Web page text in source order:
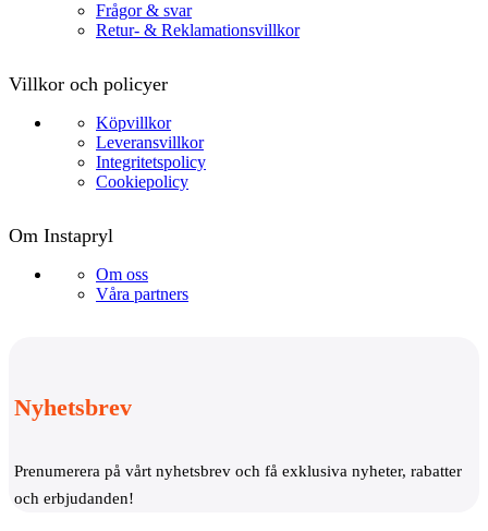
Frågor & svar
Retur- & Reklamationsvillkor
Villkor och policyer
Köpvillkor
Leveransvillkor
Integritetspolicy
Cookiepolicy
Om Instapryl
Om oss
Våra partners
Nyhetsbrev
Prenumerera på vårt nyhetsbrev och få exklusiva nyheter, rabatter
och erbjudanden!